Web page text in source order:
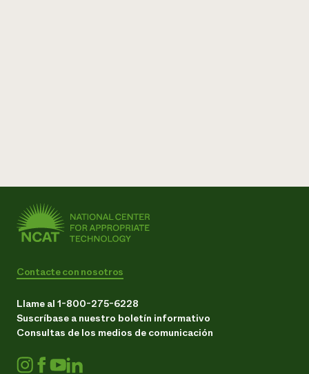
Contacte con nosotros
Llame al 1-800-275-6228
Suscríbase a nuestro boletín informativo
Consultas de los medios de comunicación